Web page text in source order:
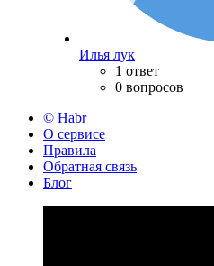
Илья лук
1 ответ
0 вопросов
© Habr
О сервисе
Правила
Обратная связь
Блог